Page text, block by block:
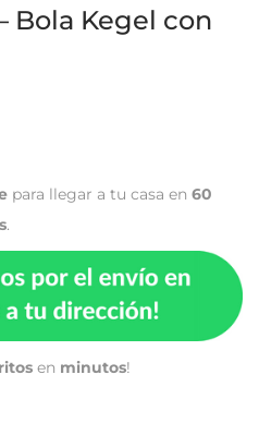
Bola Kegel con
para llegar a tu casa en 60
.
en minutos!